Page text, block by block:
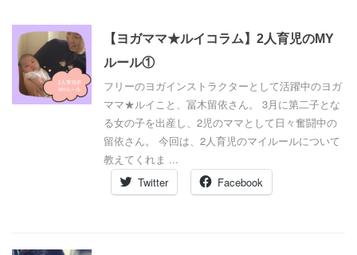
【ヨガママ★ルイコラム】2人育児のMY
ルール①
フリーのヨガインストラクターとして活躍中のヨガ
ママ★ルイこと、冨木留依さん。 3月に第二子とな
る女の子を出産し、2児のママとして日々奮闘中の
留依さん。 今回は、2人育児のマイルールについて
教えてくれま ...
Twitter
Facebook